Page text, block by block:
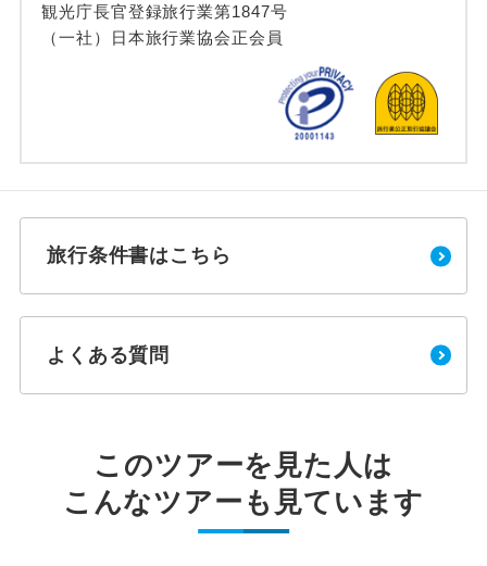
観光庁長官登録旅行業第1847号
（一社）日本旅行業協会正会員
旅行条件書はこちら
よくある質問
このツアーを見た人は
こんなツアーも見ています